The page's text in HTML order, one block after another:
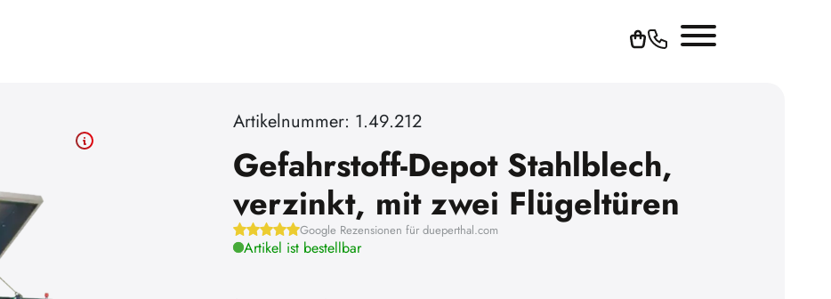
Artikelnummer: 1.49.212
Gefahrstoff-Depot Stahlblech,
verzinkt, mit zwei Flügeltüren
Google Rezensionen für dueperthal.com
Artikel ist bestellbar